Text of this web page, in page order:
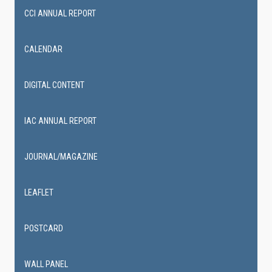
CCI ANNUAL REPORT
CALENDAR
DIGITAL CONTENT
IAC ANNUAL REPORT
JOURNAL/MAGAZINE
LEAFLET
POSTCARD
WALL PANEL